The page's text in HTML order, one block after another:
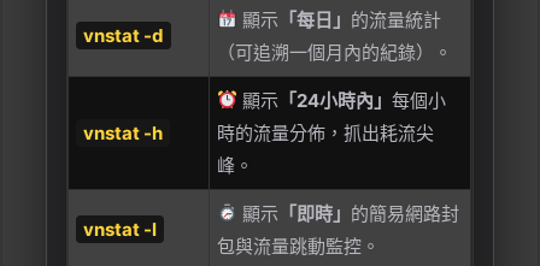
vnstat -d
顯示 「每日」 的流量統計
（可追溯一個月內的紀錄）。
vnstat -h
顯示 「24小時內」每個小
時的流量分佈，抓出耗流尖
峰。
vnstat -l
顯示 「即時」 的簡易網路封
包與流量跳動監控。